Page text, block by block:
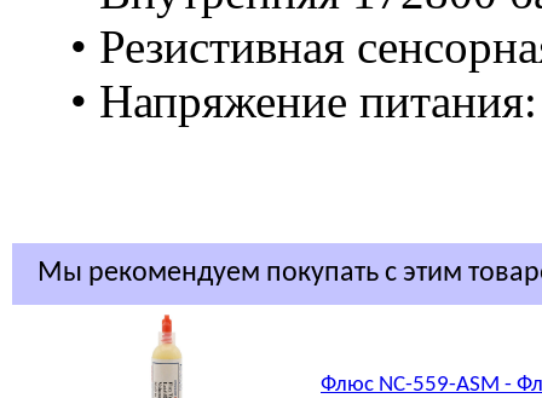
• Резистивная
• Напряжение
Мы рекомендуем покупать с этим
Флюс NC-559-ASM -